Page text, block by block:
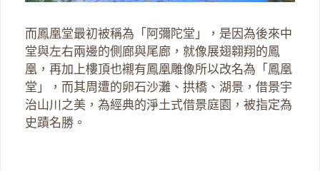
而鳳凰堂最初被稱為「阿彌陀堂」，是因為後來中
堂與左右兩邊的側廊與尾廊，就像展翅翱翔的鳳
凰，再加上樓頂也襯有鳳凰雕像所以改名為「鳳凰
堂」，而其周遭的卵石沙灘、拱橋、湖景，借景宇
治山川之美，為經典的淨土式借景庭園，被指定為
史蹟名勝。